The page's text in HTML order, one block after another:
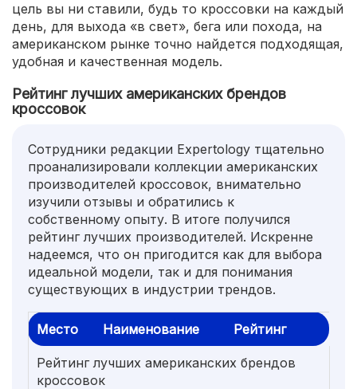
цель вы ни ставили, будь то кроссовки на каждый
день, для выхода «в свет», бега или похода, на
американском рынке точно найдется подходящая,
удобная и качественная модель.
Рейтинг лучших американских брендов
кроссовок
Сотрудники редакции Expertology тщательно
проанализировали коллекции американских
производителей кроссовок, внимательно
изучили отзывы и обратились к
собственному опыту. В итоге получился
рейтинг лучших производителей. Искренне
надеемся, что он пригодится как для выбора
идеальной модели, так и для понимания
существующих в индустрии трендов.
Место Наименование Рейтинг
Рейтинг лучших американских брендов
кроссовок